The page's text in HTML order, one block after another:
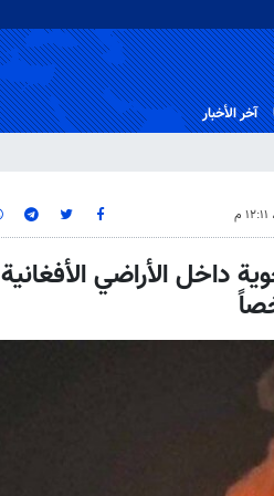
آخر الأخبار
الأراضي الأفغانية